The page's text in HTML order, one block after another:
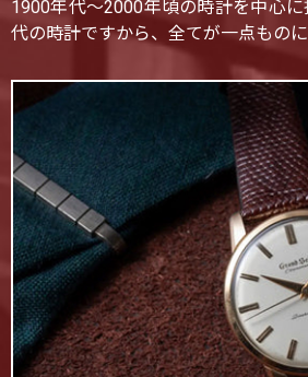
1900年代〜2000年頃の時計を中心
代の時計ですから、全てが一点ものに